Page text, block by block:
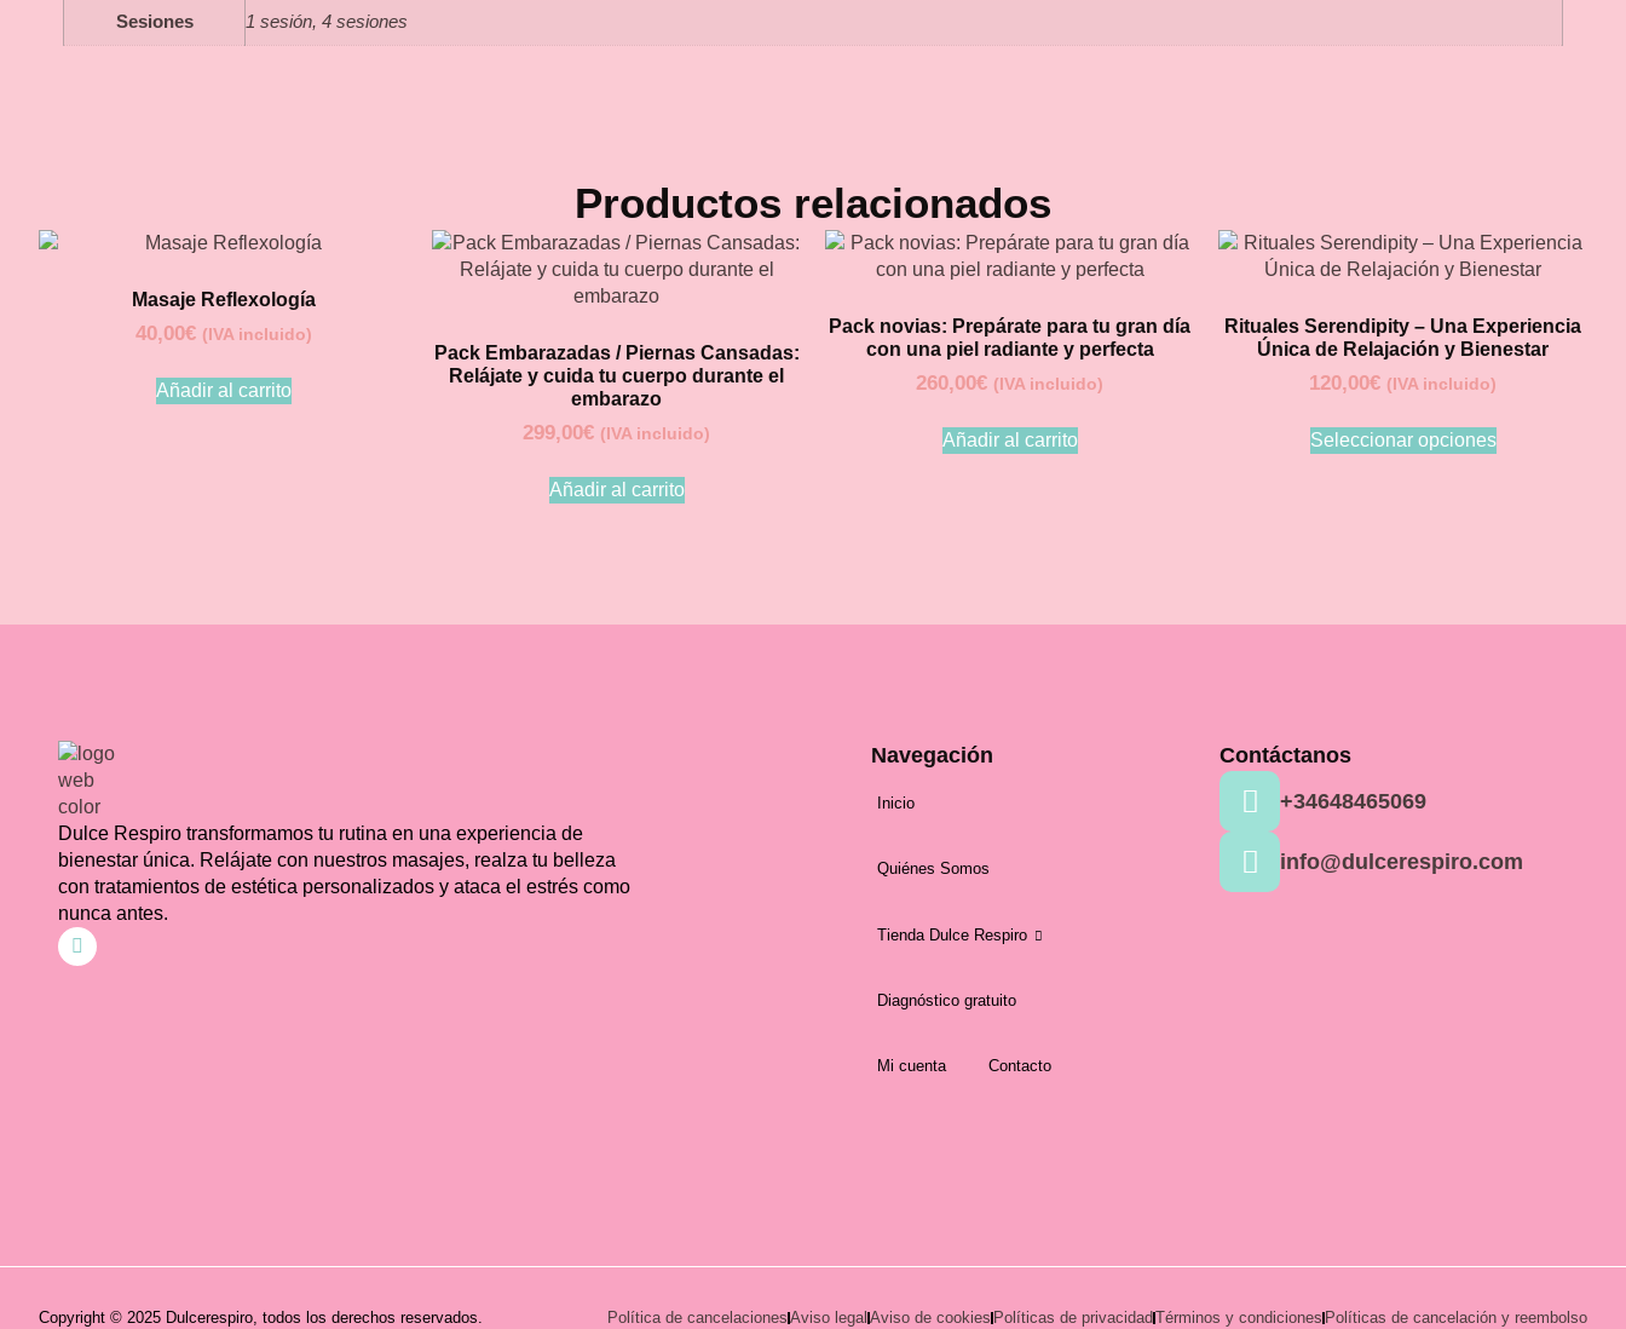
Sesiones 1 sesión, 4 sesiones
Productos relacionados
Masaje Reflexología
40,00€ (IVA incluido)
Añadir al carrito
Pack Embarazadas / Piernas Cansadas:
Relájate y cuida tu cuerpo durante el
embarazo
299,00€ (IVA incluido)
Añadir al carrito
Pack novias: Prepárate para tu gran día
con una piel radiante y perfecta
260,00€ (IVA incluido)
Añadir al carrito
Rituales Serendipity – Una Experiencia
Única de Relajación y Bienestar
120,00€ (IVA incluido)
Seleccionar opciones
Dulce Respiro transformamos tu rutina en una experiencia de
bienestar única. Relájate con nuestros masajes, realza tu belleza
con tratamientos de estética personalizados y ataca el estrés como
nunca antes.
Navegación
Inicio
Quiénes Somos
Tienda Dulce Respiro
Diagnóstico gratuito
Mi cuenta Contacto
Contáctanos
+34648465069
info@dulcerespiro.com
Copyright © 2025 Dulcerespiro, todos los derechos reservados. Política de cancelaciones Aviso legal Aviso de cookies Políticas de privacidad Términos y condiciones Políticas de cancelación y reembolso